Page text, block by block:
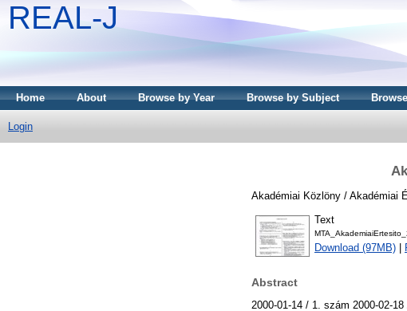
REAL-J
Home About Browse by Year Browse by Subject
Login
Akadémiai Közlöny / Akadémiai
Text
Download (97MB)
Abstract
2000-01-14 / 1. szám 2000-02-